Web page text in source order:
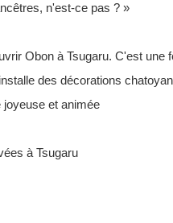
n'est-ce pas ? »
Obon à Tsugaru. C'est une
des décorations
et animée
à Tsugaru